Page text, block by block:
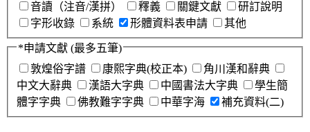
音讀（注音/漢拼）
釋義 關鍵文獻
研訂說明
字形收錄
系統 形體資料表申請 其他
*申請文獻 (最多五筆)
敦煌俗字譜
康熙字典(校正本)
角川漢和辭典
中文大辭典
漢語大字典 中國書法大字典
學生簡
體字字典
佛教難字字典 中華字海 補充資料(二)